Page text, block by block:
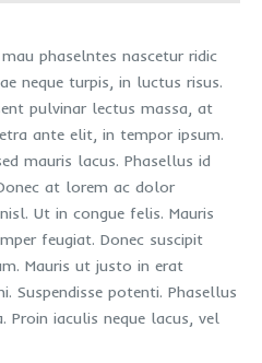
phaselntes nascetur ridic
neque turpis, in luctus risus.
pulvinar lectus massa, at
ante elit, in tempor ipsum.
mauris lacus. Phasellus id
at lorem ac dolor
Ut in congue felis. Mauris
feugiat. Donec suscipit
Mauris ut justo in erat
Suspendisse potenti. Phasellus
Proin iaculis neque lacus, vel